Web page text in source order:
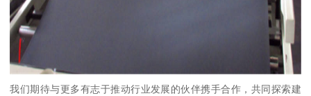
我们期待与更多有志于推动行业发展的伙伴携手合作，共同探索建